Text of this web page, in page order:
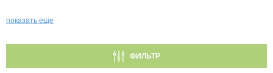
показать еще
ФИЛЬТР